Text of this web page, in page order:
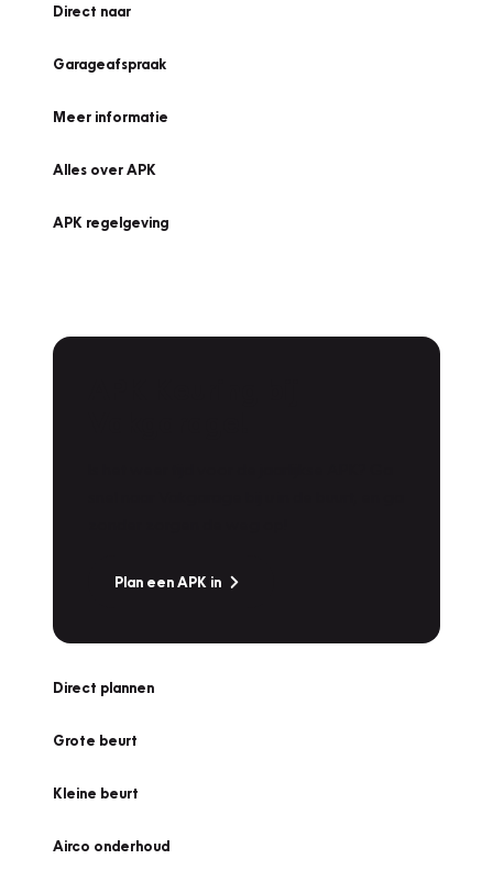
Direct naar
Garageafspraak
Meer informatie
Alles over APK
APK regelgeving
Plan een APK in
Direct plannen
Grote beurt
Kleine beurt
Airco onderhoud